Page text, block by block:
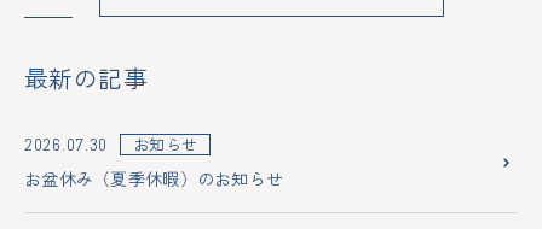
最新の記事
2026.07.30 お知らせ
お盆休み（夏季休暇）のお知らせ